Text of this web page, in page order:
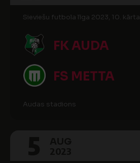
Sieviešu futbola līga 2023, 10. kārta
FK AUDA
FS METTA
Audas stadions